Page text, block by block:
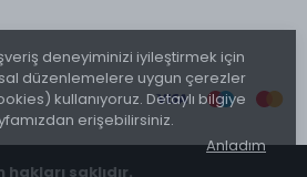
deneyiminizi iyileştirmek için
düzenlemelere uygun çerezler
kullanıyoruz. Detaylı bilgiye
erişebilirsiniz.
Anladım
hakları saklıdır.